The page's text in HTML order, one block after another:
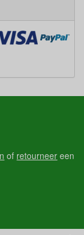
of retourneer een